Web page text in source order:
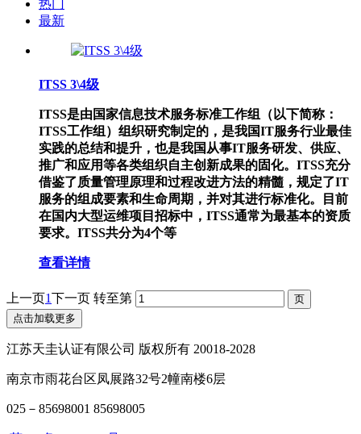
热门
最新
ITSS 3\4级
ITSS是由国家信息技术服务标准工作组（以下简称：
ITSS工作组）组织研究制定的，是我国IT服务行业最佳
实践的总结和提升，也是我国从事IT服务研发、供应、
推广和应用等各类组织自主创新成果的固化。ITSS充分
借鉴了质量管理原理和过程改进方法的精髓，规定了IT
服务的组成要素和生命周期，并对其进行标准化。目前
在国内大型运维项目招标中，ITSS通常为最基本的资质
要求。ITSS共分为4个等
查看详情
上一页1下一页 转至第
点击加载更多
江苏天圭认证有限公司 版权所有 20018-2028
南京市雨花台区凤展路32号2幢南楼6层
025－85698001 85698005